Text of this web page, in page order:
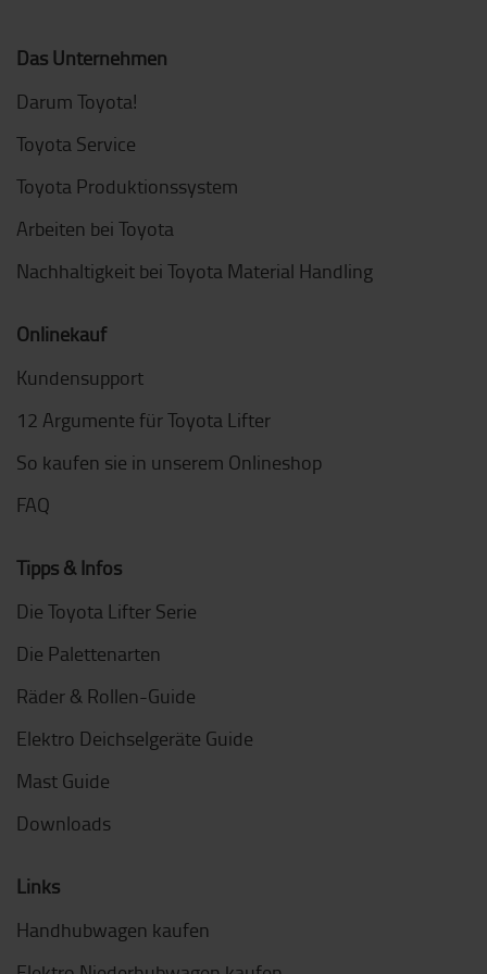
Das Unternehmen
Darum Toyota!
Toyota Service
Toyota Produktionssystem
Arbeiten bei Toyota
Nachhaltigkeit bei Toyota Material Handling
Onlinekauf
Kundensupport
12 Argumente für Toyota Lifter
So kaufen sie in unserem Onlineshop
FAQ
Tipps & Infos
Die Toyota Lifter Serie
Die Palettenarten
Räder & Rollen-Guide
Elektro Deichselgeräte Guide
Mast Guide
Downloads
Links
Handhubwagen kaufen